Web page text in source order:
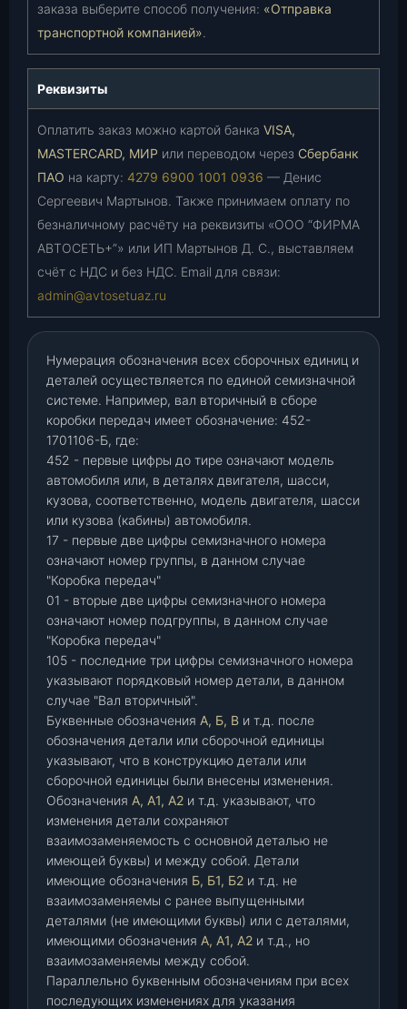
заказа выберите способ получения: «Отправка
транспортной компанией».
Реквизиты
Оплатить заказ можно картой банка VISA,
MASTERCARD, МИР или переводом через Сбербанк
ПАО на карту: 4279 6900 1001 0936 — Денис
Сергеевич Мартынов. Также принимаем оплату по
безналичному расчёту на реквизиты «ООО “ФИРМА
АВТОСЕТЬ+”» или ИП Мартынов Д. С., выставляем
счёт с НДС и без НДС. Email для связи:
admin@avtosetuaz.ru
Нумерация обозначения всех сборочных единиц и
деталей осуществляется по единой семизначной
системе. Например, вал вторичный в сборе
коробки передач имеет обозначение: 452-
1701106-Б, где:
452 - первые цифры до тире означают модель
автомобиля или, в деталях двигателя, шасси,
кузова, соответственно, модель двигателя, шасси
или кузова (кабины) автомобиля.
17 - первые две цифры семизначного номера
означают номер группы, в данном случае
"Коробка передач"
01 - вторые две цифры семизначного номера
означают номер подгруппы, в данном случае
"Коробка передач"
105 - последние три цифры семизначного номера
указывают порядковый номер детали, в данном
случае "Вал вторичный".
Буквенные обозначения А, Б, В и т.д. после
обозначения детали или сборочной единицы
указывают, что в конструкцию детали или
сборочной единицы были внесены изменения.
Обозначения А, А1, А2 и т.д. указывают, что
изменения детали сохраняют
взаимозаменяемость с основной деталью не
имеющей буквы) и между собой. Детали
имеющие обозначения Б, Б1, Б2 и т.д. не
взаимозаменяемы с ранее выпущенными
деталями (не имеющими буквы) или с деталями,
имеющими обозначения А, А1, А2 и т.д., но
взаимозаменяемы между собой.
Параллельно буквенным обозначениям при всех
последующих изменениях для указания